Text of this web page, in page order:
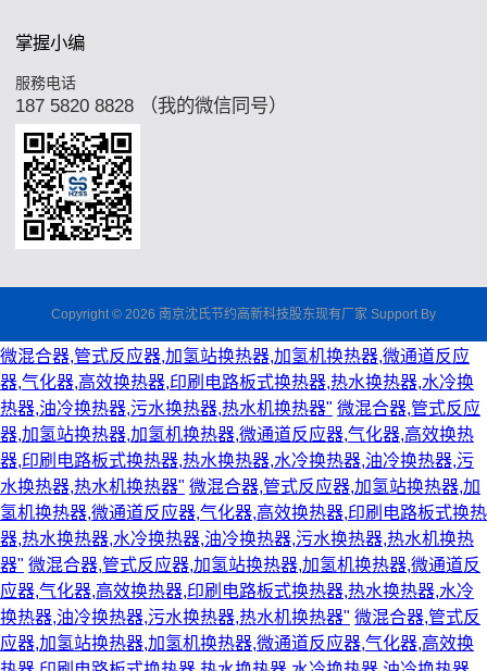
掌握小编
服務电话
187 5820 8828 （我的微信同号）
Copyright © 2026 南京沈氏节约高新科技股东现有厂家 Support By
微混合器,管式反应器,加氢站换热器,加氢机换热器,微通道反应
器,气化器,高效换热器,印刷电路板式换热器,热水换热器,水冷换
热器,油冷换热器,污水换热器,热水机换热器" 微混合器,管式反应
器,加氢站换热器,加氢机换热器,微通道反应器,气化器,高效换热
器,印刷电路板式换热器,热水换热器,水冷换热器,油冷换热器,污
水换热器,热水机换热器" 微混合器,管式反应器,加氢站换热器,加
氢机换热器,微通道反应器,气化器,高效换热器,印刷电路板式换热
器,热水换热器,水冷换热器,油冷换热器,污水换热器,热水机换热
器" 微混合器,管式反应器,加氢站换热器,加氢机换热器,微通道反
应器,气化器,高效换热器,印刷电路板式换热器,热水换热器,水冷
换热器,油冷换热器,污水换热器,热水机换热器" 微混合器,管式反
应器,加氢站换热器,加氢机换热器,微通道反应器,气化器,高效换